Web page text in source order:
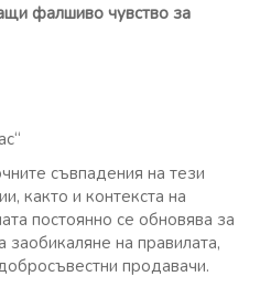
фалшиво чувство за
съвпадения на тези
както и контекста на
постоянно се обновява за
заобикаляне на правилата,
продавачи.